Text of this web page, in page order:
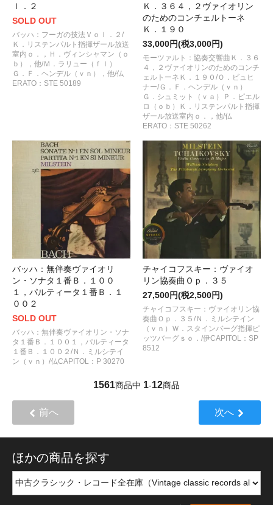
ｌ．２
SOLD OUT
バッハ：フーガの技法Ｖｏｌ．２/
Ｋ．リステンパルト指揮ザール放送
室内ｏ．，Ｈ．ヴィンシャマン（ｏ
ｂ），他/Ｍ．ラリュー（ｆｌ）
Ｇ．Ｆ．ヘンデル（ｖｎ），他/仏
ERATO：STE 50189
Ｋ．３６４，２ヴァイオリン
のためのコンチェルトーネ
Ｋ．１９０
33,000円(税3,000円)
モーツァルト：協奏交響曲Ｋ．３６
４，２ヴァイオリンのためのコンチ
ェルトーネＫ．１９０/Ｏ．ビュヒ
ナー/Ｇ．Ｆ．ヘンデル（ｖｎ）
Ｇ．シュミット（ｖａ）Ｐ．ピエル
ロ（ｏｂ）Ｋ．リステンパルト指揮
ザール放送室内ｏ．，他/仏
ERATO：STE 50262
バッハ：無伴奏ヴァイオリ
ン・ソナタ１番Ｂ．１００
１，パルティータ１番Ｂ．１
００２
SOLD OUT
バッハ：無伴奏ヴァイオリン・ソナ
タ１番Ｂ．１００１，パルティータ
１番Ｂ．１００２/Ｎ．ミルシテイ
ン（ｖｎ）/仏CAPITOL：P 30270
チャイコフスキー：ヴァイオ
リン協奏曲Ｏｐ．３５
27,500円(税2,500円)
チャイコフスキー：ヴァイオリン協
奏曲Ｏｐ．３５/Ｎ．ミルシテイン
（ｖｎ）Ｗ．スタインバーグ指揮ピ
ッツバーグｓｏ．/伊CAPITOL：SP
8512
1561商品中 1-12商品
前へ 次へ
ほかの商品を探す